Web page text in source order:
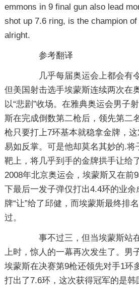
emmons in 9 final gun also lead
shot up 7.6 ring, is the champion
alright.
参考翻译
几乎每届奥运会上都会有令
但美国射击选手埃蒙斯连续两次在
以“悲剧”收场。在雅典奥运会男子
斯在完成倒数第二枪后，领先第二
枪只要打上7环基本就稳拿金牌，
易如反掌。可是他却莫名其妙的.将
靶上，将几乎到手的金牌拱手让给
2008年北京奥运会，埃蒙斯又在前
下最后一发子弹仅打出4.4环的业余
牌“让”给了邱健，而埃蒙斯最终排
过。
事不过三，但当埃蒙斯站
上时，惊人的一幕再次发生了。男
埃蒙斯在决赛第9枪还领先对手1环
打出了7.6环，这次获得冠军的是韩